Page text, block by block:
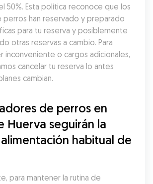
50%. Esta política reconoce que los
perros han reservado y preparado
para tu reserva y posiblemente
otras reservas a cambio. Para
inconveniente o cargos adicionales,
cancelar tu reserva lo antes
cambian.
de perros en
Huerva seguirán la
habitual de
para mantener la rutina de